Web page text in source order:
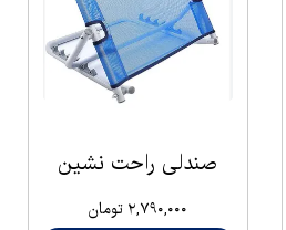
صندلی راحت نشین
۲,۷۹۰,۰۰۰ تومان